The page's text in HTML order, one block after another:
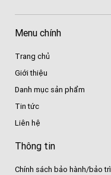
Menu chính
Trang chủ
Giới thiệu
Danh mục sản phẩm
Tin tức
Liên hệ
Thông tin
Chính sách bảo hành/bảo trì